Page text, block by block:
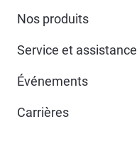
Nos produits
Service et assistance
Événements
Carrières